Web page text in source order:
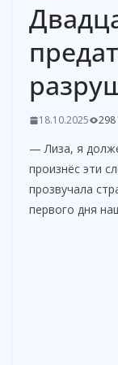
18.10.2025 298
— Лиза, я
произнёс эти
прозвучала
первого дня